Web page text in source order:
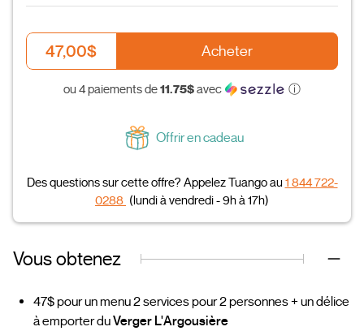
47,00$ Acheter
ou 4 paiements de11.75$avec ⓘ
Offrir en cadeau
Des questions sur cette offre? Appelez Tuango au1 844 722-
0288 (lundi à vendredi - 9h à 17h)
Vous obtenez
47$ pour un menu 2 services pour 2 personnes + un délice
à emporter duVerger L'Argousière